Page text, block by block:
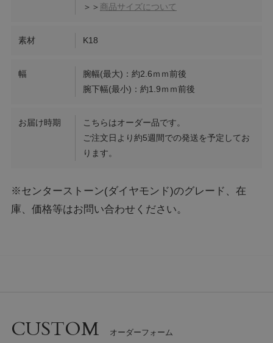
＞＞ 商品サイズについて
素材 K18
幅
腕幅(最大)：約2.6ｍｍ前後
腕下幅(最小)：約1.9ｍｍ前後
お届け時期
こちらはオーダー品です。
ご注文日より約5週間での発送を予定してお
ります。
※センターストーン(ダイヤモンド)のグレード、在
庫、価格等はお問い合わせください。
CUSTOM